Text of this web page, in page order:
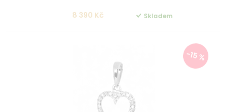
8 390 Kč Skladem
-15 %